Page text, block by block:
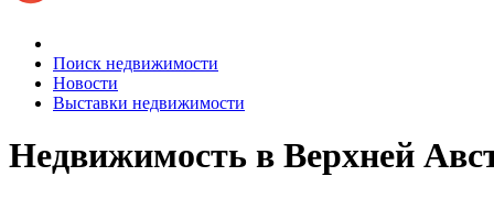
Поиск недвижимости
Новости
Выставки недвижимости
Недвижимость в Верхней